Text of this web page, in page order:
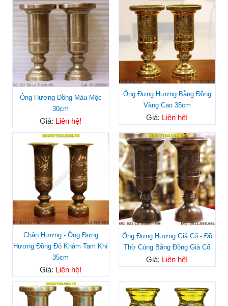
Ông Hương Đồng Màu Mộc
30cm
Giá: Liên hệ!
Ống Đựng Hương Bằng Đồng
Vàng Cao 35cm
Giá: Liên hệ!
Chân Hương - Ống Đựng
Hương Đồng Đỏ Khảm Tam Khí
35cm
Giá: Liên hệ!
Ống Đựng Hương Giả Cổ - Đồ
Thờ Cúng Bằng Đồng Giả Cổ
Giá: Liên hệ!